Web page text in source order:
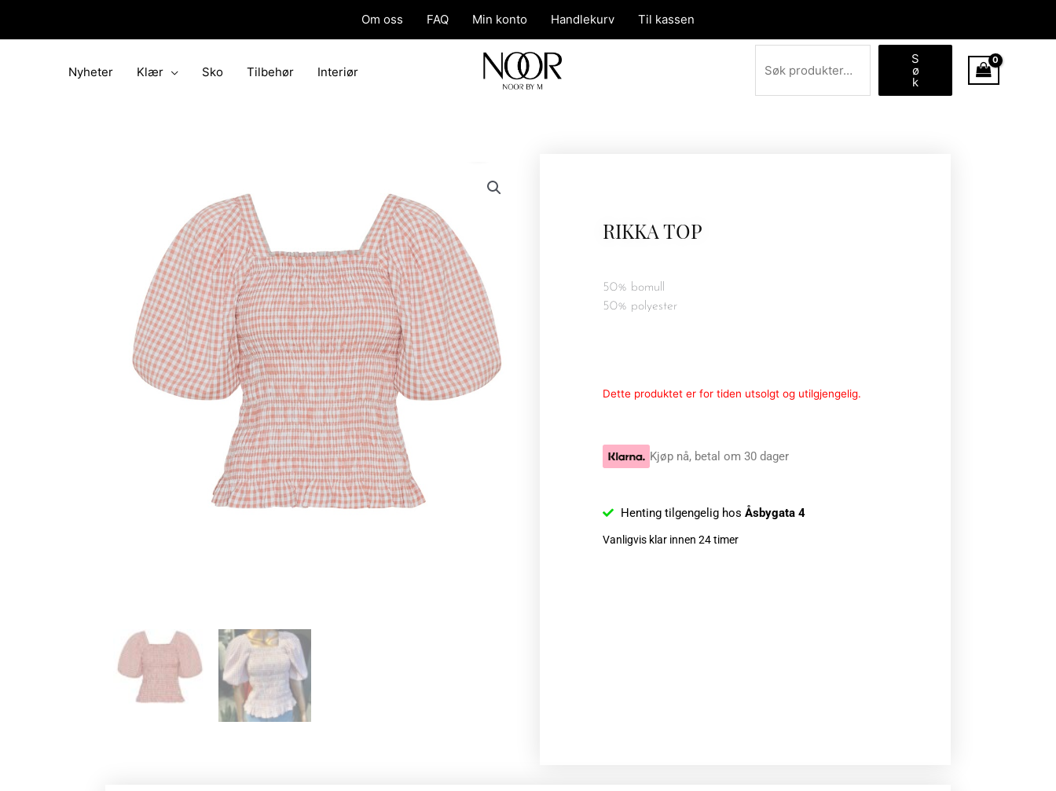
Om oss FAQ Min konto Handlekurv Til kassen
Nyheter Klær Sko Tilbehør Interiør
Søk
S
ø
k
RIKKA TOP
50% bomull
50% polyester
Dette produktet er for tiden utsolgt og utilgjengelig.
Kjøp nå, betal om 30 dager
Henting tilgengelig hos Åsbygata 4
Vanligvis klar innen 24 timer